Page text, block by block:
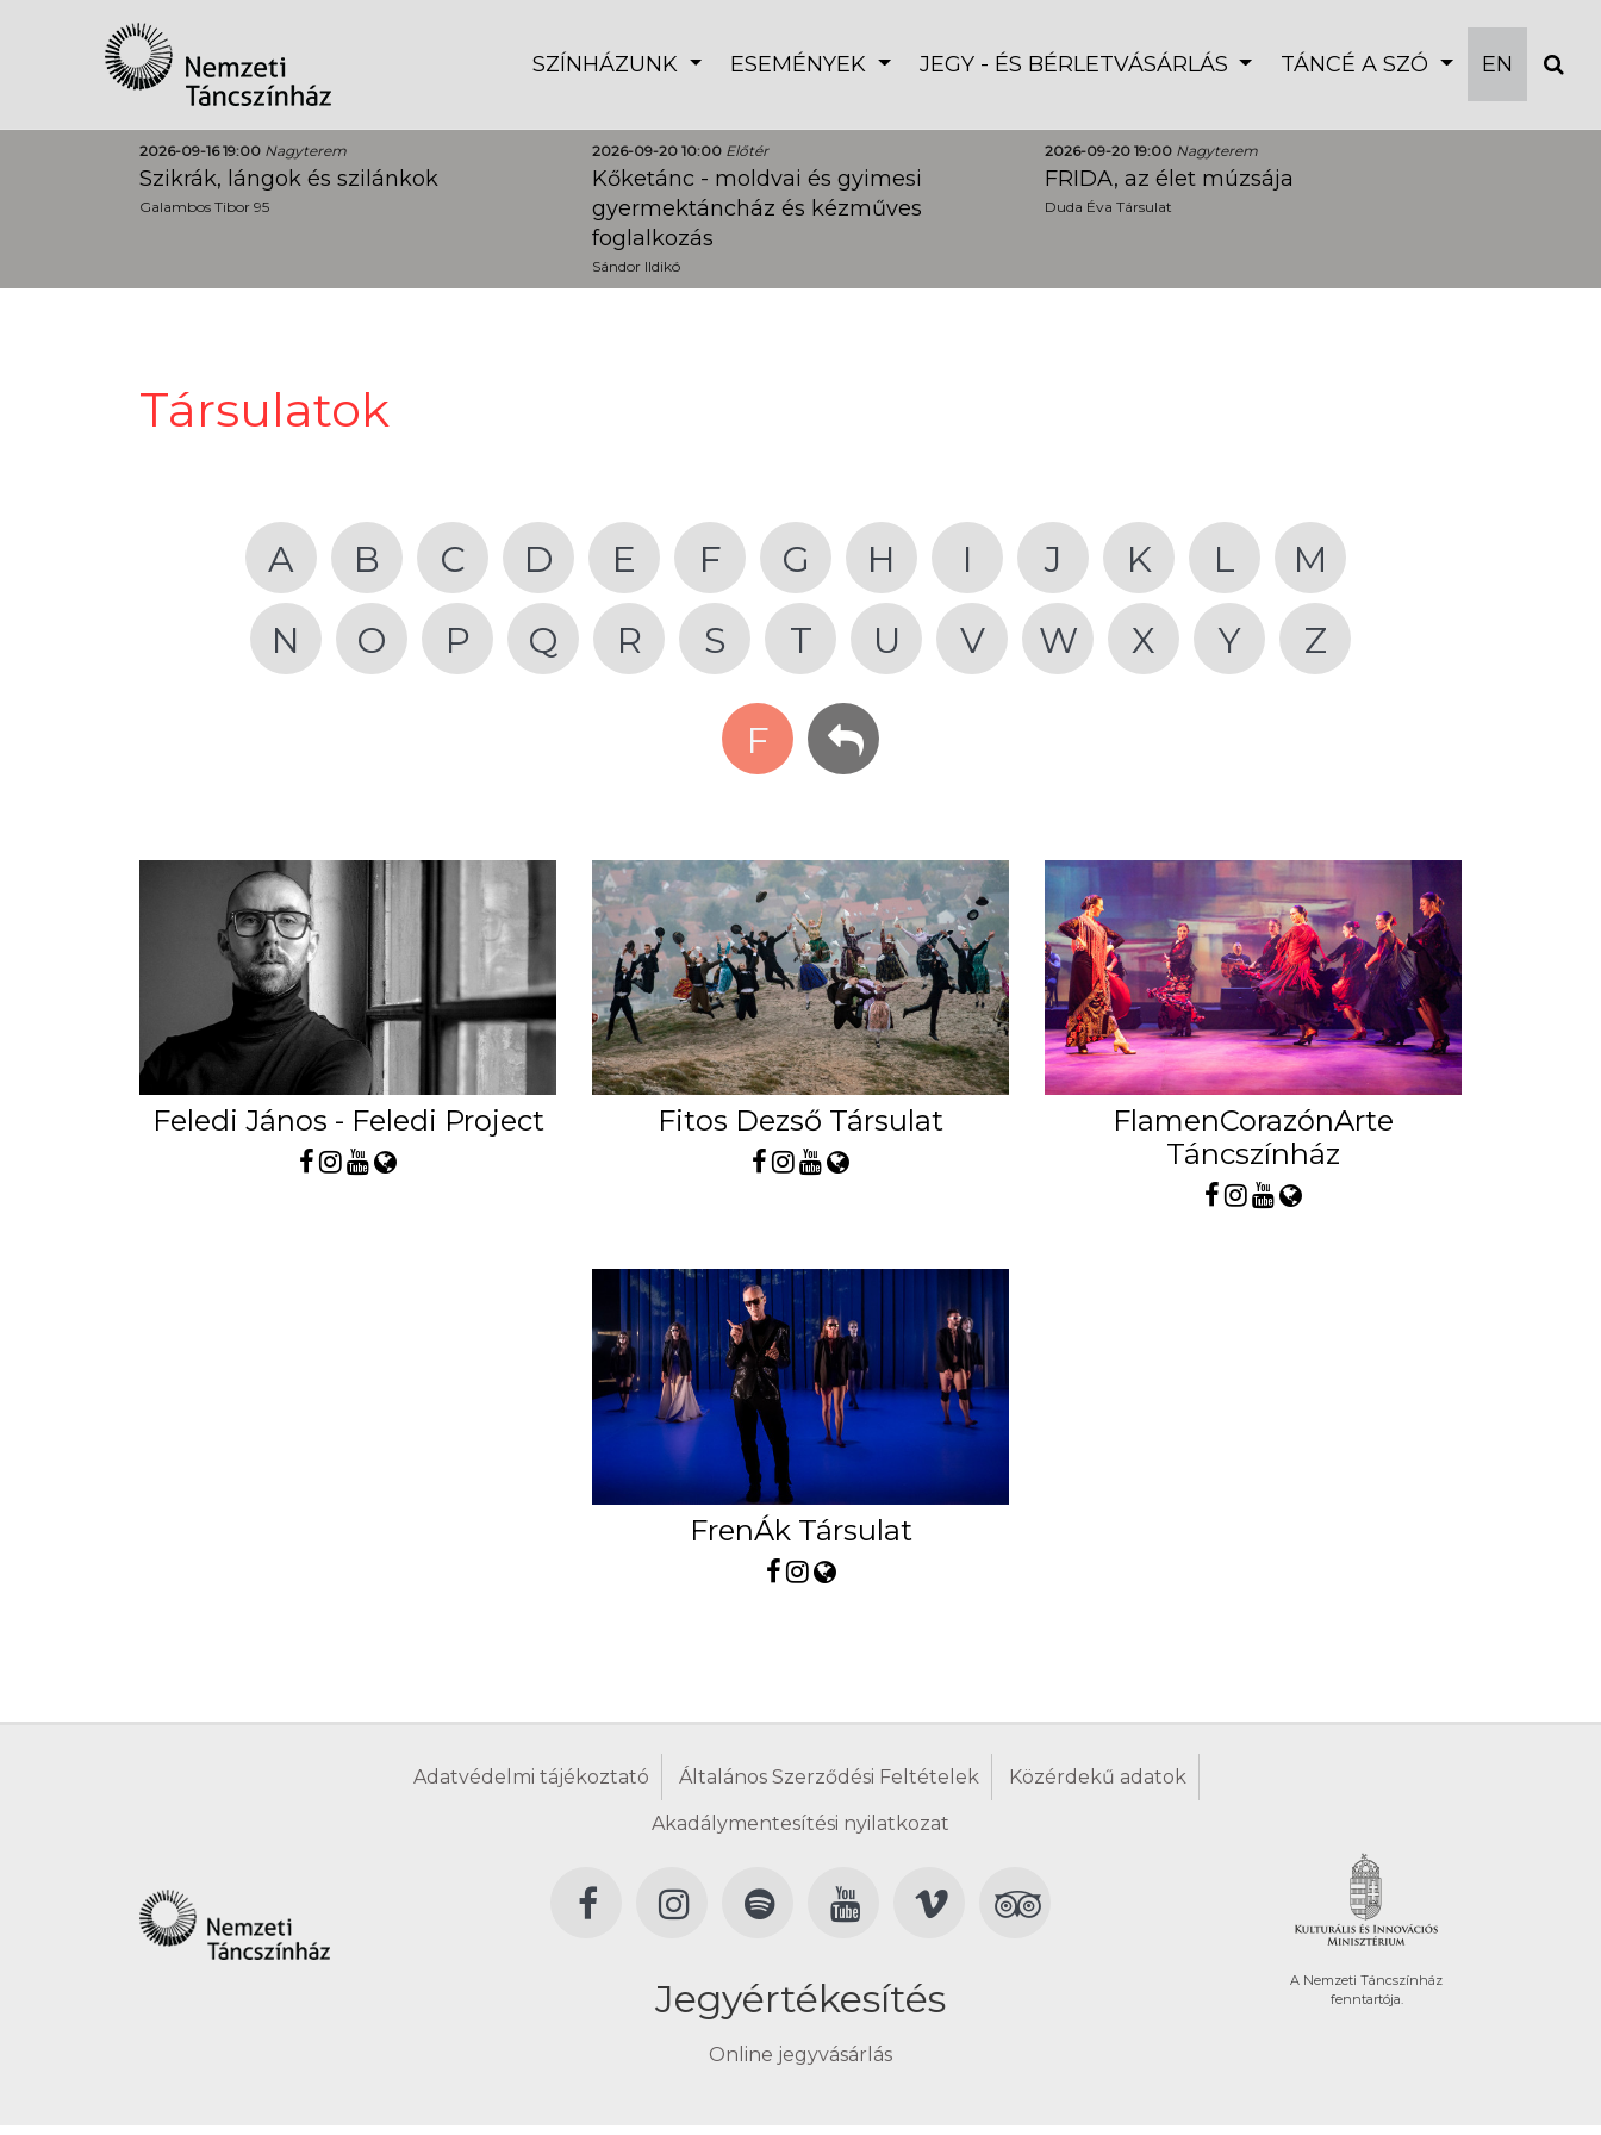
SZÍNHÁZUNK ESEMÉNYEK JEGY - ÉS BÉRLETVÁSÁRLÁS TÁNCÉ A SZÓ EN
2026-09-16 19:00 Nagyterem
Szikrák, lángok és szilánkok
Galambos Tibor 95
2026-09-20 10:00 Előtér
Kőketánc - moldvai és gyimesi
gyermektáncház és kézműves
foglalkozás
Sándor Ildikó
2026-09-20 19:00 Nagyterem
FRIDA, az élet múzsája
Duda Éva Társulat
Társulatok
A B C D E F G H I J K L
M
N
O P Q R S T U V W X Y Z
F
Feledi János - Feledi Project Fitos Dezső Társulat
FlamenCorazónArte
Táncszínház
FrenÁk Társulat
Adatvédelmi tájékoztató Általános Szerződési Feltételek Közérdekű adatok
Akadálymentesítési nyilatkozat
Jegyértékesítés
Online jegyvásárlás
A Nemzeti Táncszínház
fenntartója.